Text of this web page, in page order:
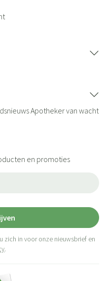
Apotheker van wacht
en promoties
zich in voor onze nieuwsbrief en
.